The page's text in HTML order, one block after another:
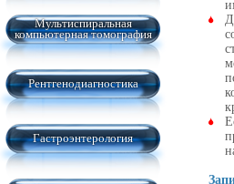
Мультиспиральная
компьютерная томография
Рентгенодиагностика
Гастроэнтерология